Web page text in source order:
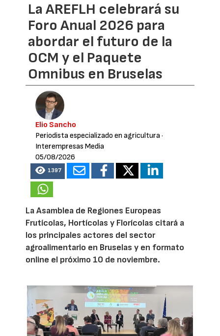
La AREFLH celebrará su
Foro Anual 2026 para
abordar el futuro de la
OCM y el Paquete
Omnibus en Bruselas
Elio Sancho
Periodista especializado en agricultura·
Interempresas Media
05/08/2026
1397
La Asamblea de Regiones Europeas
Frutícolas, Hortícolas y Florícolas citará a
los principales actores del sector
agroalimentario en Bruselas y en formato
online el próximo 10 de noviembre.